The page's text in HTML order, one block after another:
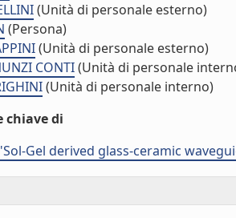
(Unità di personale esterno)
(Persona)
(Unità di personale esterno)
CONTI(Unità di personale
(Unità di personale interno)
chiave di
Gel derived glass-ceramic